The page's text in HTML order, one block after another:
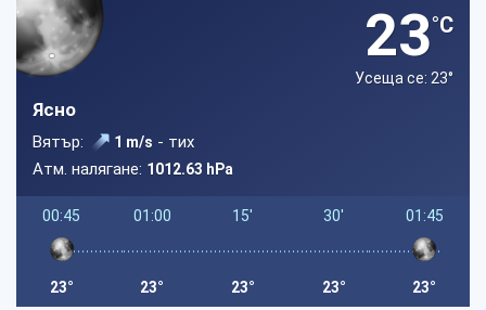
23°C
Усеща се: 23°
Ясно
Вятър: 1 m/s - тих
Атм. налягане: 1012.63 hPa
00:45
23°
01:00
23°
15'
23°
30'
23°
01:45
23°